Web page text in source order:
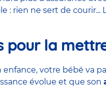
: rien ne sert de
pour la
enfance, votre bébé va
évolue et que son